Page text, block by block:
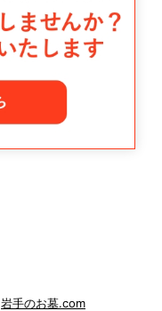
岩手のお墓.com